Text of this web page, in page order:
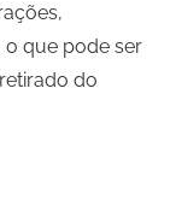
o que pode ser
do